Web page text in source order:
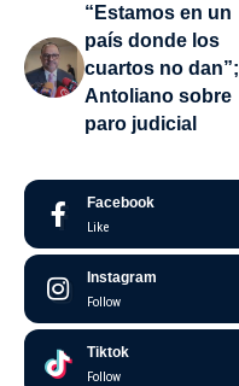
“Estamos en un
país donde los
cuartos no dan”;
Antoliano sobre
paro judicial
Facebook
Like
Instagram
Follow
Tiktok
Follow